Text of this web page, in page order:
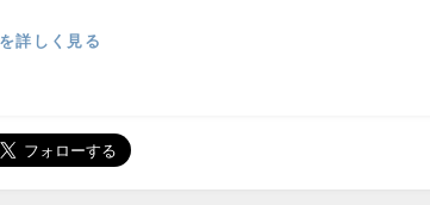
詳しく見る